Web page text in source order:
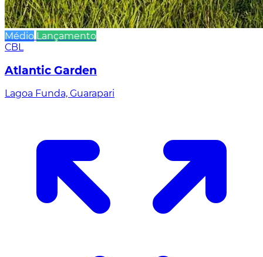
Médio Lançamento
CBL
Atlantic Garden
Lagoa Funda, Guarapari